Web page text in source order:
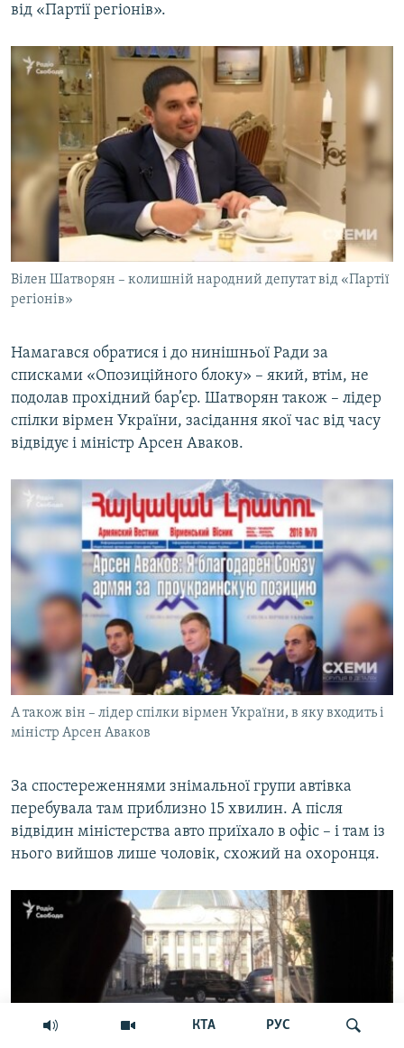
КТА РУС
від «Партії регіонів».
Вілен Шатворян – колишній народний депутат від «Партії
регіонів»
Намагався обратися і до нинішньої Ради за
списками «Опозиційного блоку» – який, втім, не
подолав прохідний бар’єр. Шатворян також – лідер
спілки вірмен України, засідання якої час від часу
відвідує і міністр Арсен Аваков.
А також він – лідер спілки вірмен України, в яку входить і
міністр Арсен Аваков
За спостереженнями знімальної групи автівка
перебувала там приблизно 15 хвилин. А після
відвідин міністерства авто приїхало в офіс – і там із
нього вийшов лише чоловік, схожий на охоронця.